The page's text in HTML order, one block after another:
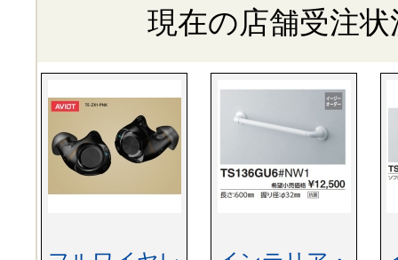
現在の店舗受注状